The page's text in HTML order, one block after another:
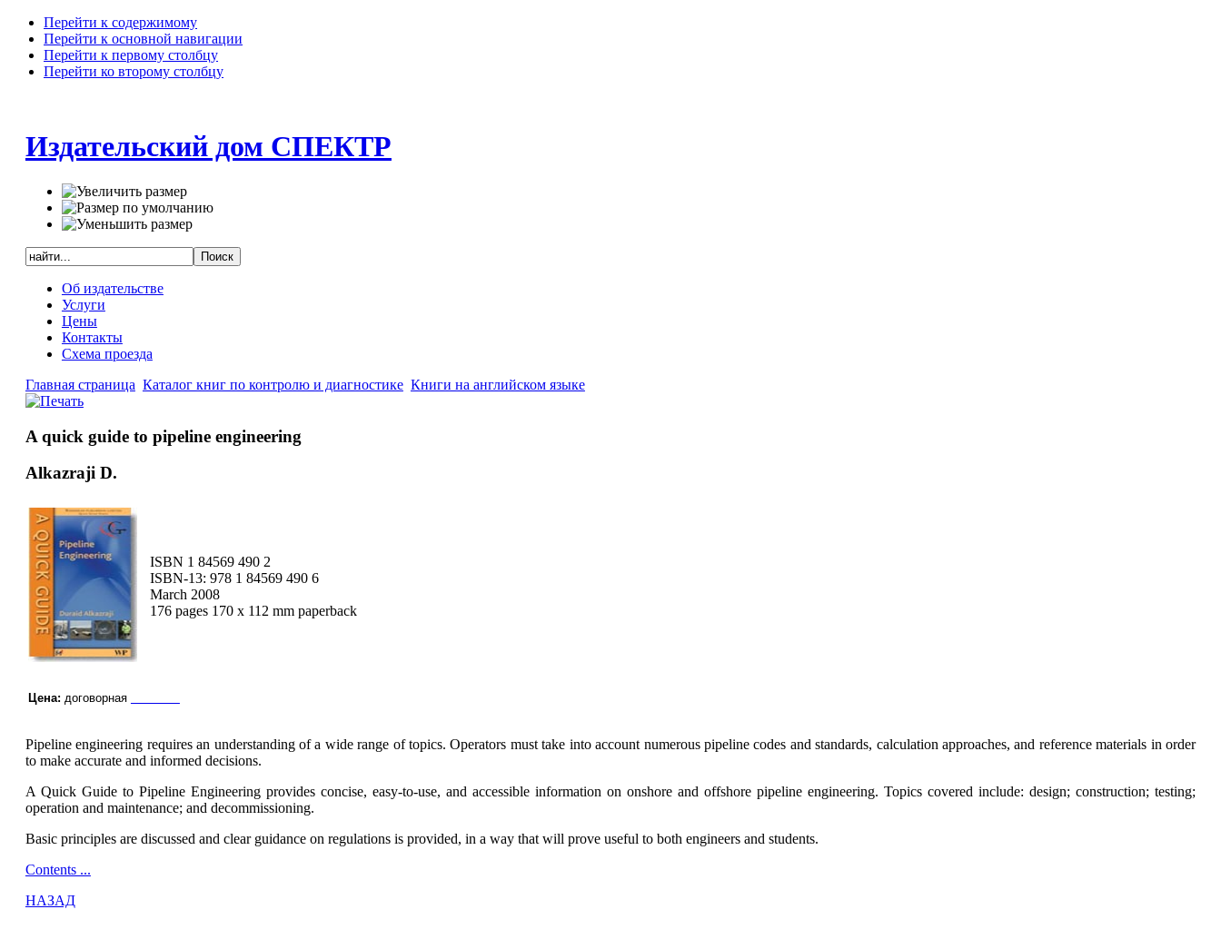
Перейти к содержимому
Перейти к основной навигации
Перейти к первому столбцу
Перейти ко второму столбцу
Издательский дом СПЕКТР
Об издательстве
Услуги
Цены
Контакты
Схема проезда
Главная страница Каталог книг по контролю и диагностике Книги на английском языке
A quick guide to pipeline engineering
Alkazraji D.
ISBN 1 84569 490 2
ISBN-13: 978 1 84569 490 6
March 2008
176 pages 170 x 112 mm paperback
Цена: договорная
Pipeline engineering requires an understanding of a wide range of topics. Operators must take into account numerous pipeline codes and standards, calculation approaches, and reference materials in order
to make accurate and informed decisions.
A Quick Guide to Pipeline Engineering provides concise, easy-to-use, and accessible information on onshore and offshore pipeline engineering. Topics covered include: design; construction; testing;
operation and maintenance; and decommissioning.
Basic principles are discussed and clear guidance on regulations is provided, in a way that will prove useful to both engineers and students.
Contents ...
НАЗАД